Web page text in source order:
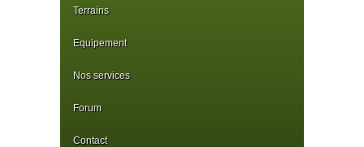
Terrains
Equipement
Nos services
Forum
Contact